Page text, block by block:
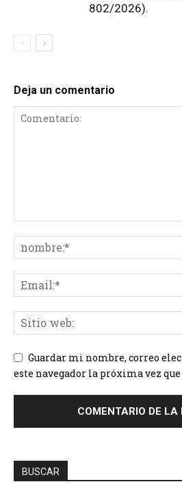
802/2026).
Deja un comentario
Guardar mi nombre, correo
este navegador la próxima vez
BUSCAR